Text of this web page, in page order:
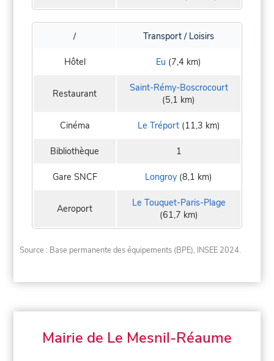
/ Transport / Loisirs
Hôtel Eu (7,4 km)
Restaurant
Saint-Rémy-Boscrocourt
(5,1 km)
Cinéma Le Tréport(11,3 km)
Bibliothèque 1
Gare SNCF Longroy (8,1 km)
Aeroport
Le Touquet-Paris-Plage
(61,7 km)
Source : Base permanente des équipements (BPE), INSEE 2024.
Mairie de Le Mesnil-Réaume